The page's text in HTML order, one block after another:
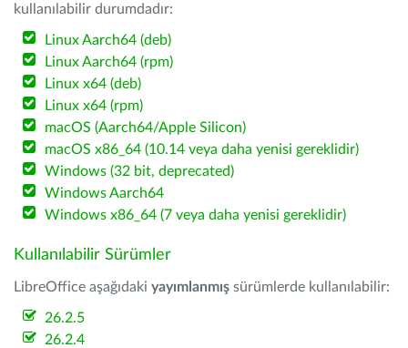
kullanılabilir durumdadır:
Linux Aarch64 (deb)
Linux Aarch64 (rpm)
Linux x64 (deb)
Linux x64 (rpm)
macOS (Aarch64/Apple Silicon)
macOS x86_64 (10.14 veya daha yenisi gereklidir)
Windows (32 bit, deprecated)
Windows Aarch64
Windows x86_64 (7 veya daha yenisi gereklidir)
Kullanılabilir Sürümler
LibreOffice aşağıdaki yayımlanmış sürümlerde kullanılabilir:
26.2.5
26.2.4